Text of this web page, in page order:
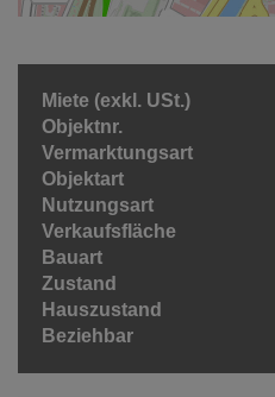
Miete (exkl. USt.)
Objektnr.
Vermarktungsart
Objektart
Nutzungsart
Verkaufsfläche
Bauart
Zustand
Hauszustand
Beziehbar